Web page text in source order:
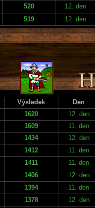
520
12. den
519 12. den
Výsledek
Den
1620
12. den
1609
11. den
1434
12. den
1412
11. den
1411
11. den
1406
12. den
1394
11. den
1378
12. den